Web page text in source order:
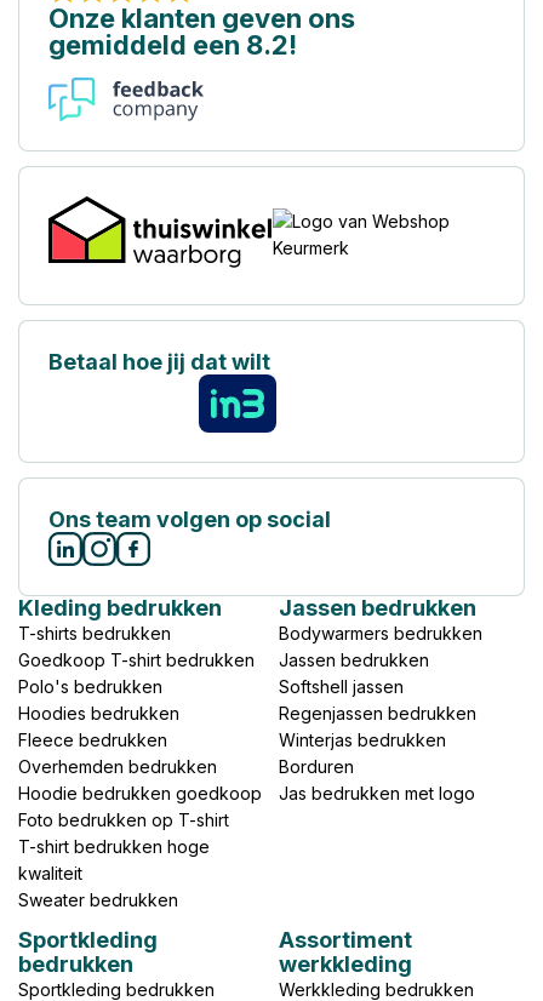
Onze klanten geven ons
gemiddeld een 8.2!
Betaal hoe jij dat wilt
Ons team volgen op social
Kleding bedrukken
T-shirts bedrukken
Goedkoop T-shirt bedrukken
Polo's bedrukken
Hoodies bedrukken
Fleece bedrukken
Overhemden bedrukken
Hoodie bedrukken goedkoop
Foto bedrukken op T-shirt
T-shirt bedrukken hoge
kwaliteit
Sweater bedrukken
Jassen bedrukken
Bodywarmers bedrukken
Jassen bedrukken
Softshell jassen
Regenjassen bedrukken
Winterjas bedrukken
Borduren
Jas bedrukken met logo
Sportkleding
bedrukken
Sportkleding bedrukken
Assortiment
werkkleding
Werkkleding bedrukken